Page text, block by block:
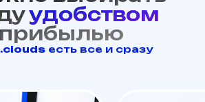
удобством
есть все и сразу